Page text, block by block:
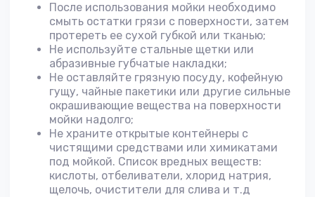
После использования мойки необходимо
смыть остатки грязи с поверхности, затем
протереть ее сухой губкой или тканью;
Не используйте стальные щетки или
абразивные губчатые накладки;
Не оставляйте грязную посуду, кофейную
гущу, чайные пакетики или другие сильные
окрашивающие вещества на поверхности
мойки надолго;
Не храните открытые контейнеры с
чистящими средствами или химикатами
под мойкой. Список вредных веществ:
кислоты, отбеливатели, хлорид натрия,
щелочь, очистители для слива и т.д